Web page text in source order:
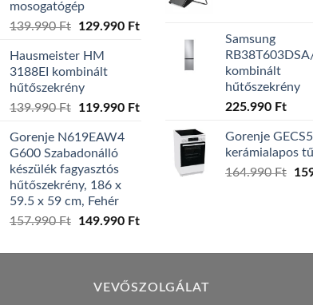
mosogatógép
139.990Ft
Original
was:
139.990 Ft.
129.990 FtCurrent
Hausmeister HM
3188EI kombinált
hűtőszekrény
139.990Ft
Original
was:
139.990 Ft.
119.990 FtCurrent
119.990 Ft.
Gorenje N619EAW4
G600 Szabadonálló
készülék fagyasztós
hűtőszekrény, 186 x
59.5 x 59 cm, Fehér
157.990Ft
Original
was:
149.990 FtCurrent
is:
Samsung
kombinált
hűtőszekrény
225.990 Ft
Gorenje
kerámialapos
164.990Ft
VEVŐSZOLGÁLAT